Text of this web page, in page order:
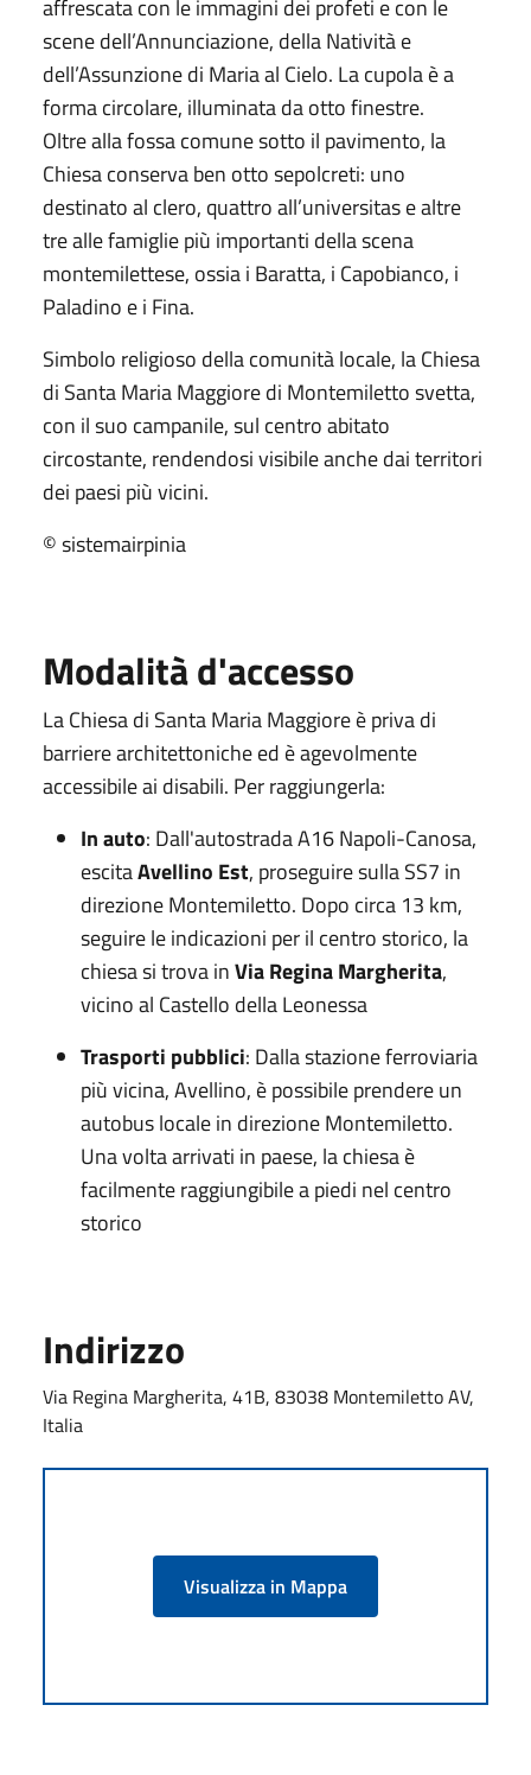
affrescata con le immagini dei profeti e con le
scene dell’Annunciazione, della Natività e
dell’Assunzione di Maria al Cielo. La cupola è a
forma circolare, illuminata da otto finestre.
Oltre alla fossa comune sotto il pavimento, la
Chiesa conserva ben otto sepolcreti: uno
destinato al clero, quattro all’universitas e altre
tre alle famiglie più importanti della scena
montemilettese, ossia i Baratta, i Capobianco, i
Paladino e i Fina.
Simbolo religioso della comunità locale, la Chiesa
di Santa Maria Maggiore di Montemiletto svetta,
con il suo campanile, sul centro abitato
circostante, rendendosi visibile anche dai territori
dei paesi più vicini.
© sistemairpinia
Modalità d'accesso
La Chiesa di Santa Maria Maggiore è priva di
barriere architettoniche ed è agevolmente
accessibile ai disabili. Per raggiungerla:
In auto: Dall'autostrada A16 Napoli-Canosa,
escitaAvellino Est, proseguire sulla SS7 in
direzione Montemiletto. Dopo circa 13 km,
seguire le indicazioni per il centro storico, la
chiesa si trova inVia Regina Margherita,
vicino al Castello della Leonessa
Trasporti pubblici: Dalla stazione ferroviaria
più vicina, Avellino, è possibile prendere un
autobus locale in direzione Montemiletto.
Una volta arrivati in paese, la chiesa è
facilmente raggiungibile a piedi nel centro
storico
Indirizzo
Via Regina Margherita, 41B, 83038 Montemiletto AV,
Italia
Visualizza in Mappa